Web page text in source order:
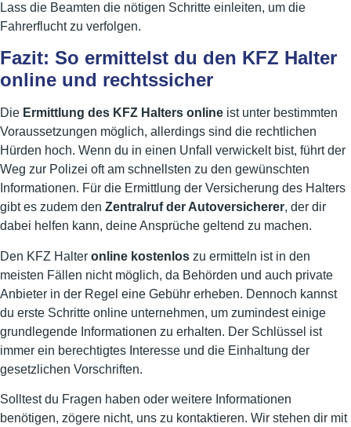
Lass die Beamten die nötigen Schritte einleiten, um die
Fahrerflucht zu verfolgen.
Fazit: So ermittelst du den KFZ Halter
online und rechtssicher
Die Ermittlung des KFZ Halters online ist unter bestimmten
Voraussetzungen möglich, allerdings sind die rechtlichen
Hürden hoch. Wenn du in einen Unfall verwickelt bist, führt der
Weg zur Polizei oft am schnellsten zu den gewünschten
Informationen. Für die Ermittlung der Versicherung des Halters
gibt es zudem den Zentralruf der Autoversicherer, der dir
dabei helfen kann, deine Ansprüche geltend zu machen.
Den KFZ Halter online kostenlos zu ermitteln ist in den
meisten Fällen nicht möglich, da Behörden und auch private
Anbieter in der Regel eine Gebühr erheben. Dennoch kannst
du erste Schritte online unternehmen, um zumindest einige
grundlegende Informationen zu erhalten. Der Schlüssel ist
immer ein berechtigtes Interesse und die Einhaltung der
gesetzlichen Vorschriften.
Solltest du Fragen haben oder weitere Informationen
benötigen, zögere nicht, uns zu kontaktieren. Wir stehen dir mit